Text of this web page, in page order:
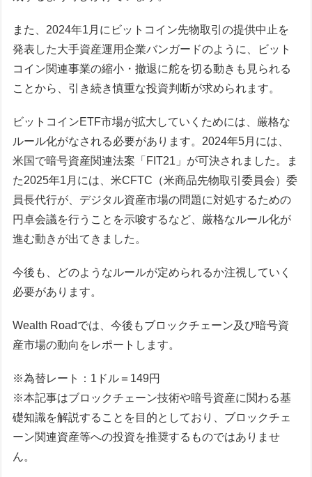
また、2024年1月にビットコイン先物取引の提供中止を
発表した大手資産運用企業バンガードのように、ビット
コイン関連事業の縮小・撤退に舵を切る動きも見られる
ことから、引き続き慎重な投資判断が求められます。
ビットコインETF市場が拡大していくためには、厳格な
ルール化がなされる必要があります。2024年5月には、
米国で暗号資産関連法案「FIT21」が可決されました。ま
た2025年1月には、米CFTC（米商品先物取引委員会）委
員長代行が、デジタル資産市場の問題に対処するための
円卓会議を行うことを示唆するなど、厳格なルール化が
進む動きが出てきました。
今後も、どのようなルールが定められるか注視していく
必要があります。
Wealth Roadでは、今後もブロックチェーン及び暗号資
産市場の動向をレポートします。
※為替レート：1ドル＝149円
※本記事はブロックチェーン技術や暗号資産に関わる基
礎知識を解説することを目的としており、ブロックチェ
ーン関連資産等への投資を推奨するものではありませ
ん。